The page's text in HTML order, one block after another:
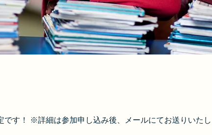
です！ ※詳細は参加申し込み後、メールにてお送りいた